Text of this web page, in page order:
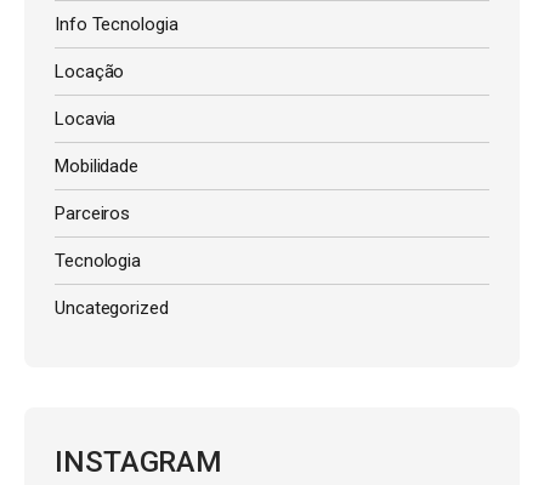
Info Tecnologia
Locação
Locavia
Mobilidade
Parceiros
Tecnologia
Uncategorized
INSTAGRAM